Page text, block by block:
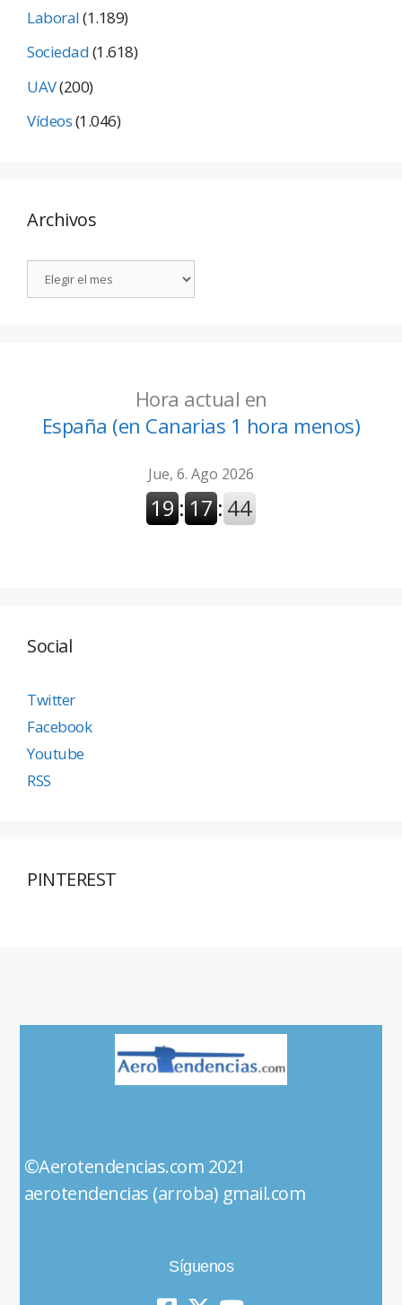
Laboral(1.189)
Sociedad(1.618)
UAV(200)
Vídeos(1.046)
Archivos
Hora actual en
España (en Canarias 1 hora menos)
Social
Twitter
Facebook
Youtube
RSS
PINTEREST
©Aerotendencias.com 2021
aerotendencias (arroba) gmail.com
Síguenos